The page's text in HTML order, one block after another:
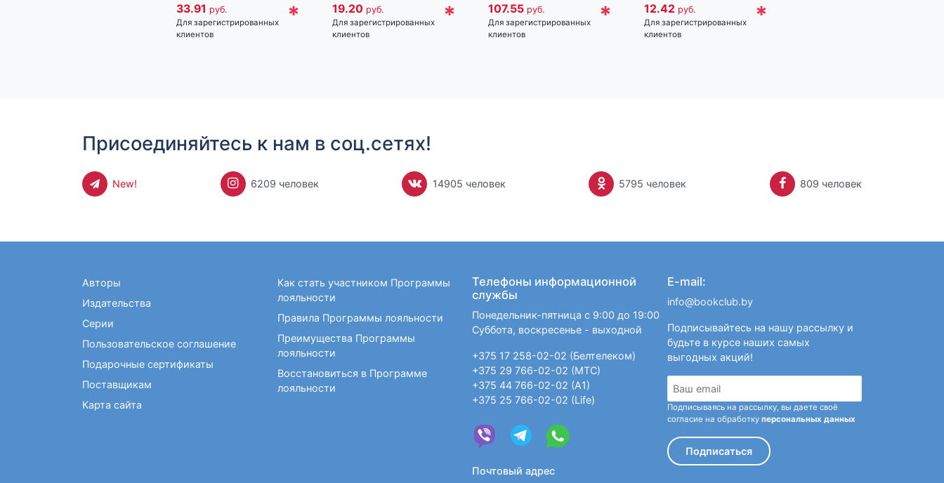
33.91 руб.
Для зарегистрированных
клиентов
* 19.20 руб.
Для зарегистрированных
клиентов
* 107.55 руб.
Для зарегистрированных
клиентов
* 12.42 руб.
Для зарегистрированных
клиентов
*
Присоединяйтесь к нам в соц.сетях!
New! 6209 человек 14905 человек 5795 человек 809 человек
Авторы
Издательства
Серии
Пользовательское соглашение
Подарочные сертификаты
Поставщикам
Карта сайта
Как стать участником Программы
лояльности
Правила Программы лояльности
Преимущества Программы
лояльности
Восстановиться в Программе
лояльности
Телефоны информационной
службы
Понедельник-пятница с 9:00 до 19:00
Суббота, воскресенье - выходной
+375 17 258-02-02 (Белтелеком)
+375 29 766-02-02 (МТС)
+375 44 766-02-02 (А1)
+375 25 766-02-02 (Life)
Почтовый адрес
E-mail:
info@bookclub.by
Подписывайтесь на нашу рассылку и
будьте в курсе наших самых
выгодных акций!
Подписываясь на рассылку, вы даете своё
согласие на обработку персональных данных
Подписаться